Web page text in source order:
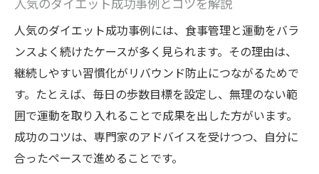
人気のダイエット成功事例には、食事管理と運動をバラ
ンスよく続けたケースが多く見られます。その理由は、
継続しやすい習慣化がリバウンド防止につながるためで
す。たとえば、毎日の歩数目標を設定し、無理のない範
囲で運動を取り入れることで成果を出した方がいます。
成功のコツは、専門家のアドバイスを受けつつ、自分に
合ったペースで進めることです。